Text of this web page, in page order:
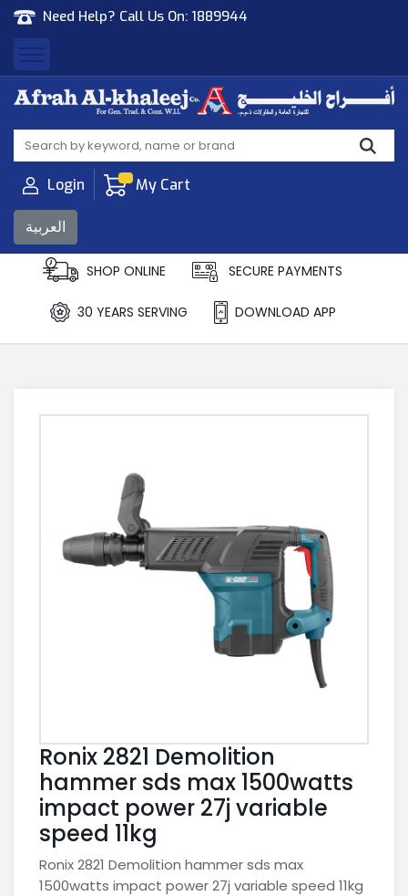
Need Help? Call Us On: 1889944
Afrah Al Khaleej
Gen Trad & Cont Co. Wll
Login My Cart
العربية
SHOP ONLINE SECURE PAYMENTS
30 YEARS SERVING DOWNLOAD APP
Ronix 2821 Demolition
hammer sds max 1500watts
impact power 27j variable
speed 11kg
Ronix 2821 Demolition hammer sds max
1500watts impact power 27j variable speed 11kg